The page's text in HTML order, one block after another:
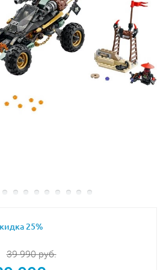
система противотуманных
поможет исследовать
не только в светлое, но и в
Также спереди установлены
Они защищают капот и
повреждений, а также играют
тарана.
и опускаться, нацеливаясь
конструкции транспортного
ходовая часть. Она
подвеской и двумя парами
39 990руб.
25%